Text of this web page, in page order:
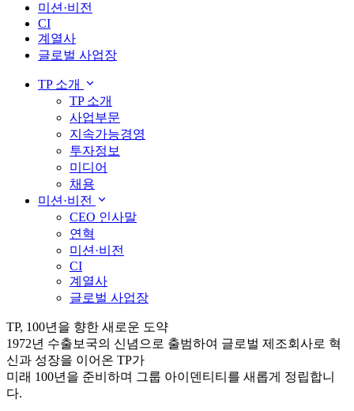
미션·비전
CI
계열사
글로벌 사업장
TP 소개
TP 소개
사업부문
지속가능경영
투자정보
미디어
채용
미션·비전
CEO 인사말
연혁
미션·비전
CI
계열사
글로벌 사업장
TP, 100년을 향한 새로운 도약
1972년 수출보국의 신념으로 출범하여 글로벌 제조회사로 혁
신과 성장을 이어온 TP가
미래 100년을 준비하며 그룹 아이덴티티를 새롭게 정립합니
다.